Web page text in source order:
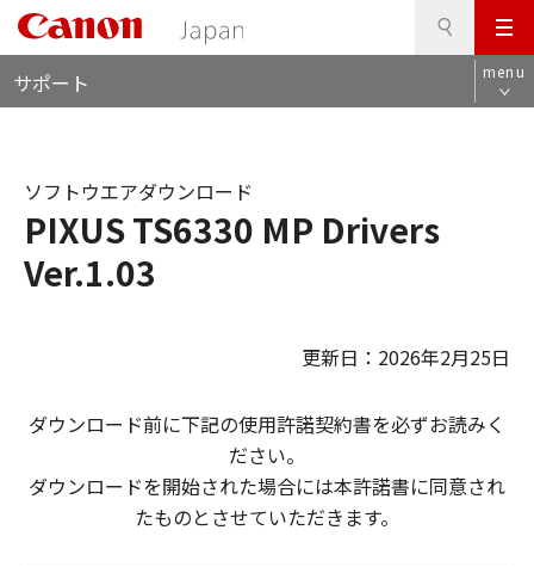
メ
ニ
ュ
サポート menu
PIXUS TS6330 MP Drivers
Ver.1.03
ソフトウエアダウンロード
更新日：2026年2月25日
ダウンロード前に下記の使用許諾契約書を必ずお読みく
ださい。
ダウンロードを開始された場合には本許諾書に同意され
たものとさせていただきます。